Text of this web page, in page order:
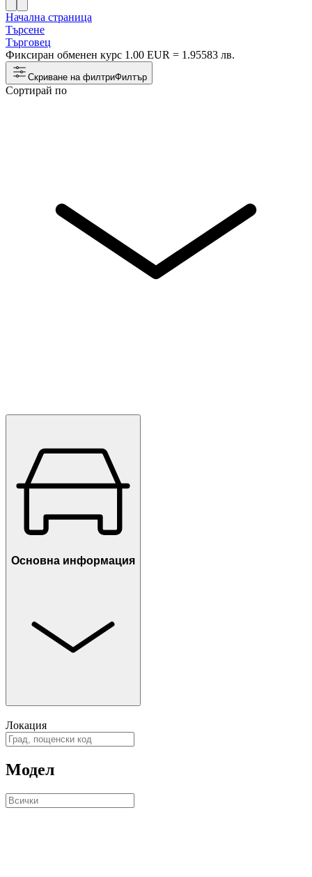
Начална страница
Търсене
Търговец
Фиксиран обменен курс 1.00 EUR = 1.95583 лв.
Скриване на филтриФилтър
Сортирай по
Основна информация
Локация
Модел